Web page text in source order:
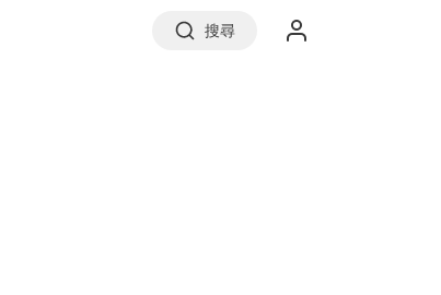
搜尋